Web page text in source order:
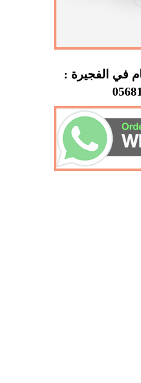
في الفجيرة :